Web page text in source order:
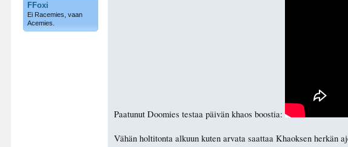
FFoxi
Ei Racemies, vaan
Acemies.
Paatunut Doomies testaa päivän khaos boostia:
Vähän holtitonta alkuun kuten arvata saattaa Khaoksen herkän